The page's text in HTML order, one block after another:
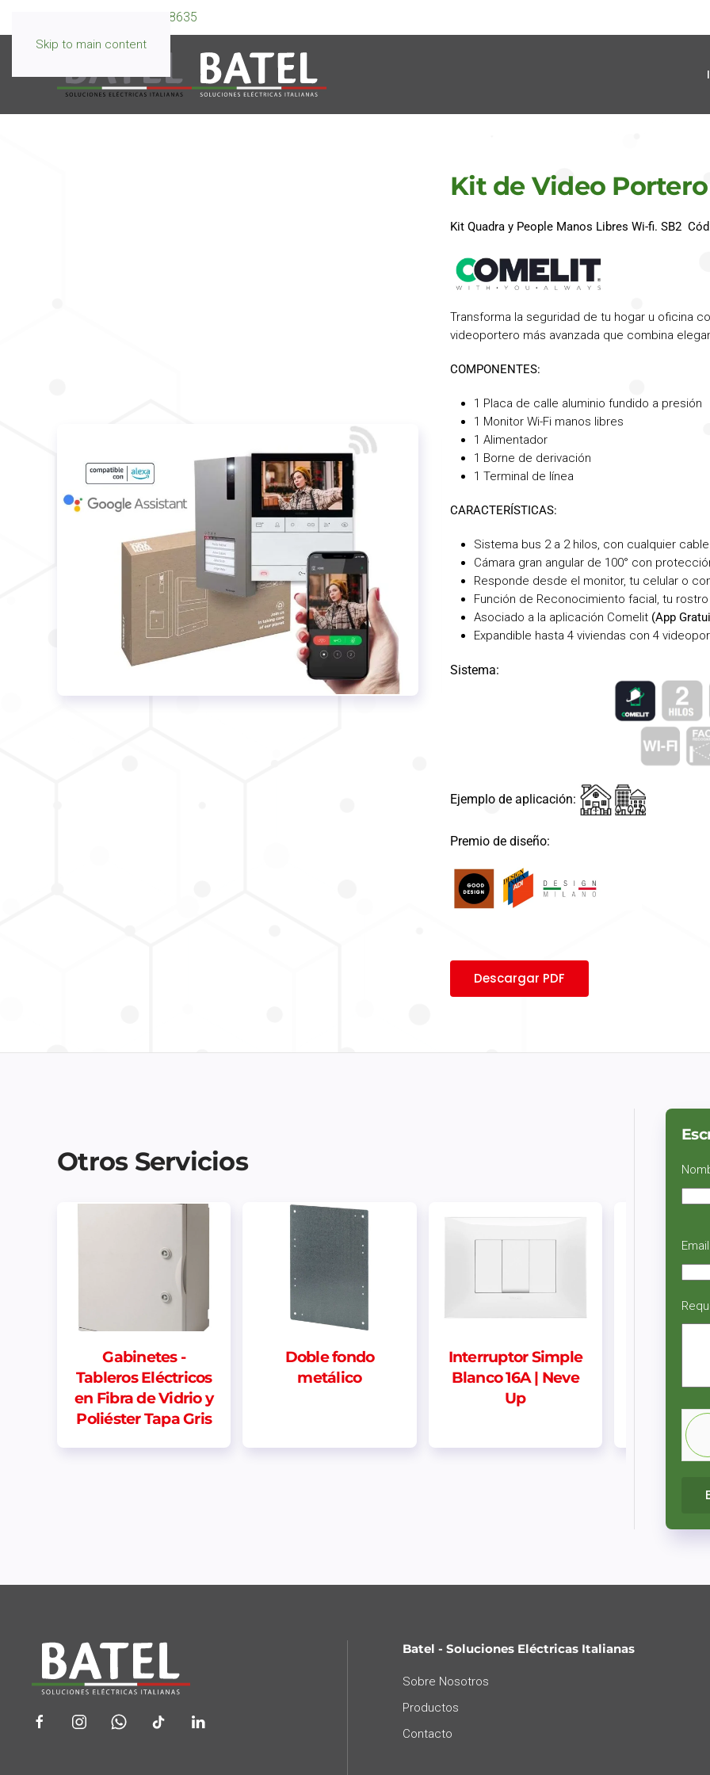
Skip to main content
099 595 8635
Kit de Video
Kit Quadra y People Manos Libres Wi-fi. SB2
Transforma la seguridad de tu hogar u oficina
videoportero más avanzada que combina
COMPONENTES:
1 Placa de calle aluminio fundido a presión
1 Monitor Wi-Fi manos libres
1 Alimentador
1 Borne de derivación
1 Terminal de línea
CARACTERÍSTICAS:
Sistema bus 2 a 2 hilos, con cualquier
Cámara gran angular de 100° con
Responde desde el monitor, tu celular o
Función de Reconocimiento facial, tu
Asociado a la aplicación Comelit (App
Expandible hasta 4 viviendas con 4
Sistema:
Ejemplo de aplicación:
Premio de diseño:
Descargar PDF
Otros Servicios
Doble fondo
metálico
Interruptor Simple
Blanco 16A | Neve
Centro de Carga
Sobrepuesto Riel
Din 2 puntos
Email
Batel - Soluciones Eléctricas Italianas
Sobre Nosotros
Productos
Contacto